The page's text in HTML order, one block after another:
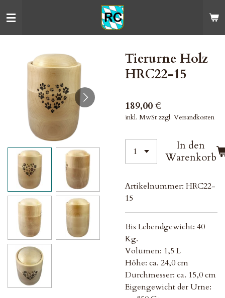
Hauptinhalt
springen
Tierurne Holz
HRC22-15
189,00 €
inkl. MwSt zzgl. Versandkosten
In den
Warenkorb
Artikelnummer: HRC22-
15
Bis Lebendgewicht: 40
Kg.
Volumen: 1,5 L
Höhe: ca. 24,0 cm
Durchmesser: ca. 15,0 cm
Eigengewicht der Urne: